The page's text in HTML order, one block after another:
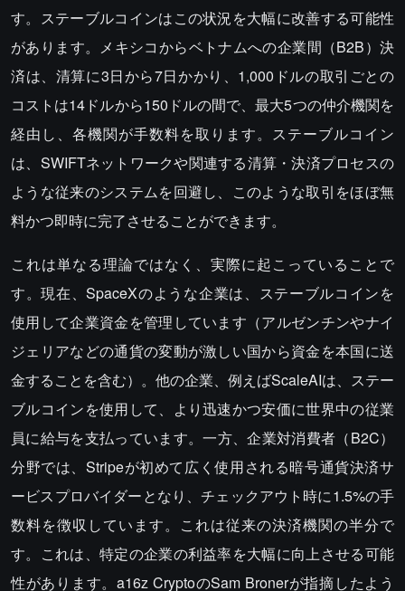
す。ステーブルコインはこの状況を大幅に改善する可能性
があります。メキシコからベトナムへの企業間（B2B）決
済は、清算に3日から7日かかり、1,000ドルの取引ごとの
コストは14ドルから150ドルの間で、最大5つの仲介機関を
経由し、各機関が手数料を取ります。ステーブルコイン
は、SWIFTネットワークや関連する清算・決済プロセスの
ような従来のシステムを回避し、このような取引をほぼ無
料かつ即時に完了させることができます。
これは単なる理論ではなく、実際に起こっていることで
す。現在、SpaceXのような企業は、ステーブルコインを
使用して企業資金を管理しています（アルゼンチンやナイ
ジェリアなどの通貨の変動が激しい国から資金を本国に送
金することを含む）。他の企業、例えばScaleAIは、ステー
ブルコインを使用して、より迅速かつ安価に世界中の従業
員に給与を支払っています。一方、企業対消費者（B2C）
分野では、Stripeが初めて広く使用される暗号通貨決済サ
ービスプロバイダーとなり、チェックアウト時に1.5%の手
数料を徴収しています。これは従来の決済機関の半分で
す。これは、特定の企業の利益率を大幅に向上させる可能
性があります。a16z CryptoのSam Bronerが指摘したよう